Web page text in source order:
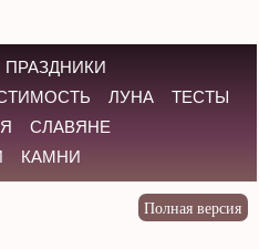
ПРАЗДНИКИ
ЛУНА
ТЕСТЫ
СЛАВЯНЕ
КАМНИ